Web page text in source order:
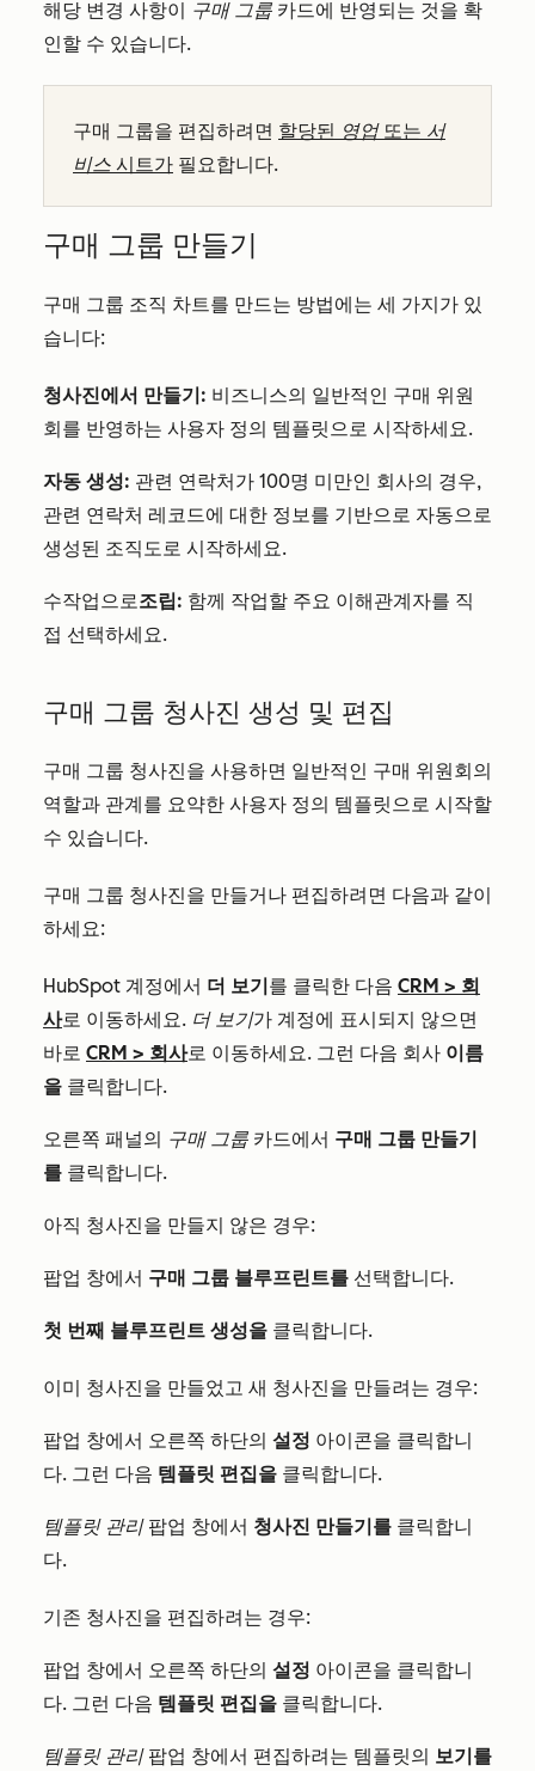
해당 변경 사항이 구매 그룹 카드에 반영되는 것을 확
인할 수 있습니다.
구매 그룹을 편집하려면 할당된 영업또는 서
비스 시트가 필요합니다.
구매 그룹 만들기
구매 그룹 조직 차트를 만드는 방법에는 세 가지가 있
습니다:
청사진에서 만들기: 비즈니스의 일반적인 구매 위원
회를 반영하는 사용자 정의 템플릿으로 시작하세요.
자동 생성: 관련 연락처가 100명 미만인 회사의 경우,
관련 연락처 레코드에 대한 정보를 기반으로 자동으로
생성된 조직도로 시작하세요.
수작업으로조립: 함께 작업할 주요 이해관계자를 직
접 선택하세요.
구매 그룹 청사진 생성 및 편집
구매 그룹 청사진을 사용하면 일반적인 구매 위원회의
역할과 관계를 요약한 사용자 정의 템플릿으로 시작할
수 있습니다.
구매 그룹 청사진을 만들거나 편집하려면 다음과 같이
하세요:
HubSpot 계정에서 더 보기를 클릭한 다음 CRM > 회
사로 이동하세요. 더 보기가 계정에 표시되지 않으면
바로 CRM > 회사로 이동하세요. 그런 다음 회사 이름
을 클릭합니다.
오른쪽 패널의 구매 그룹 카드에서 구매 그룹 만들기
를 클릭합니다.
아직 청사진을 만들지 않은 경우:
팝업 창에서 구매 그룹 블루프린트를 선택합니다.
첫 번째 블루프린트 생성을 클릭합니다.
이미 청사진을 만들었고 새 청사진을 만들려는 경우:
팝업 창에서 오른쪽 하단의 설정 아이콘을 클릭합니
다. 그런 다음 템플릿 편집을 클릭합니다.
템플릿 관리팝업 창에서 청사진 만들기를 클릭합니
다.
기존 청사진을 편집하려는 경우:
팝업 창에서 오른쪽 하단의 설정 아이콘을 클릭합니
다. 그런 다음 템플릿 편집을 클릭합니다.
템플릿 관리팝업 창에서 편집하려는 템플릿의 보기를